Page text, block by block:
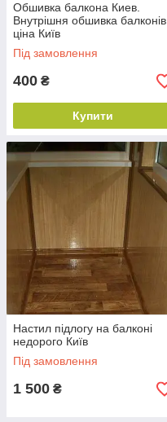
Обшивка балкона Киев.
Внутрішня обшивка балконів
ціна Київ
Під замовлення
400 ₴
Купити
Настил підлогу на балконі
недорого Київ
Під замовлення
1 500 ₴